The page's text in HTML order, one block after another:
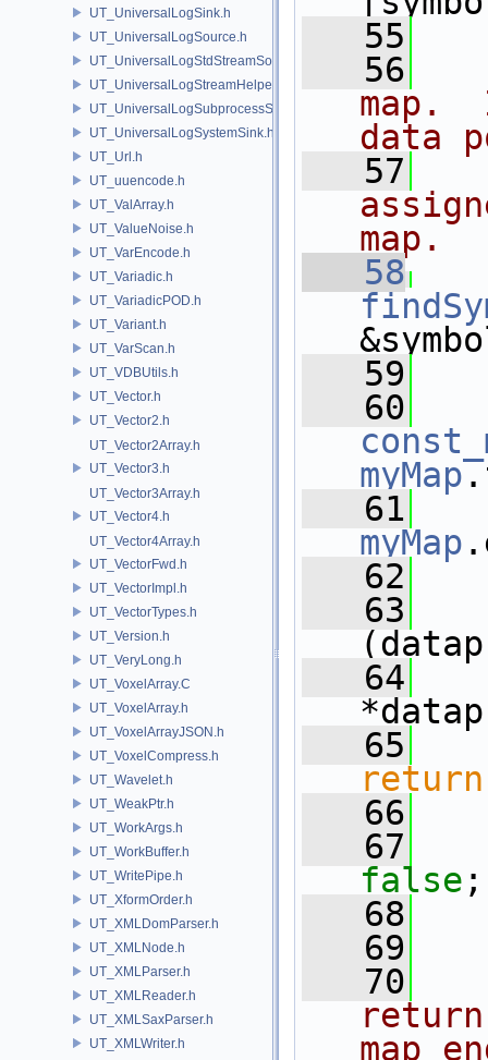
UT_UniversalLogSink.h
UT_UniversalLogSource.h
UT_UniversalLogStdStreamSource.h
UT_UniversalLogStreamHelper.h
UT_UniversalLogSubprocessSource.h
UT_UniversalLogSystemSink.h
UT_Url.h
UT_uuencode.h
UT_ValArray.h
UT_ValueNoise.h
UT_VarEncode.h
UT_Variadic.h
UT_VariadicPOD.h
UT_Variant.h
UT_VarScan.h
UT_VDBUtils.h
UT_Vector.h
UT_Vector2.h
UT_Vector2Array.h
UT_Vector3.h
UT_Vector3Array.h
UT_Vector4.h
UT_Vector4Array.h
UT_VectorFwd.h
UT_VectorImpl.h
UT_VectorTypes.h
UT_Version.h
UT_VeryLong.h
UT_VoxelArray.C
UT_VoxelArray.h
UT_VoxelArrayJSON.h
UT_VoxelCompress.h
UT_Wavelet.h
UT_WeakPtr.h
UT_WorkArgs.h
UT_WorkBuffer.h
UT_WritePipe.h
UT_XformOrder.h
UT_XMLDomParser.h
UT_XMLNode.h
UT_XMLParser.h
UT_XMLReader.h
UT_XMLSaxParser.h
UT_XMLWriter.h
   55
   56
map.
data
   57
map.
   58
   59
   60
myMap
   61
myMap
   62
   63
   64
   65
return
   66
   67
false ;
   68
   69
   70